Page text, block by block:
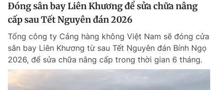
Đóng sân bay Liên Khương để sửa chữa nâng
cấp sau Tết Nguyên đán 2026
Tổng công ty Cảng hàng không Việt Nam sẽ đóng cửa
sân bay Liên Khương từ sau Tết Nguyên đán Bính Ngọ
2026, để sửa chữa nâng cấp trong thời gian 6 tháng.